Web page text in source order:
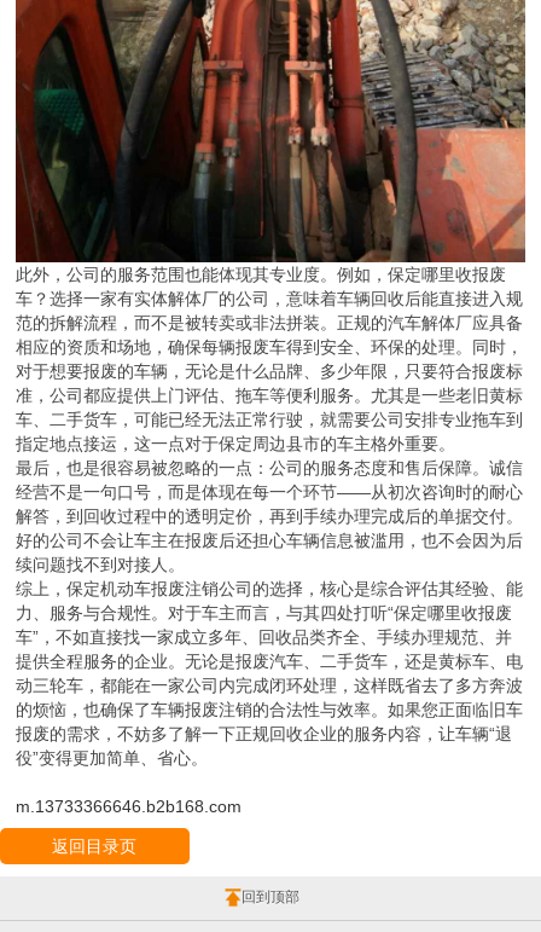
此外，公司的服务范围也能体现其专业度。例如，保定哪里收报废
车？选择一家有实体解体厂的公司，意味着车辆回收后能直接进入规
范的拆解流程，而不是被转卖或非法拼装。正规的汽车解体厂应具备
相应的资质和场地，确保每辆报废车得到安全、环保的处理。同时，
对于想要报废的车辆，无论是什么品牌、多少年限，只要符合报废标
准，公司都应提供上门评估、拖车等便利服务。尤其是一些老旧黄标
车、二手货车，可能已经无法正常行驶，就需要公司安排专业拖车到
指定地点接运，这一点对于保定周边县市的车主格外重要。
最后，也是很容易被忽略的一点：公司的服务态度和售后保障。诚信
经营不是一句口号，而是体现在每一个环节——从初次咨询时的耐心
解答，到回收过程中的透明定价，再到手续办理完成后的单据交付。
好的公司不会让车主在报废后还担心车辆信息被滥用，也不会因为后
续问题找不到对接人。
综上，保定机动车报废注销公司的选择，核心是综合评估其经验、能
力、服务与合规性。对于车主而言，与其四处打听“保定哪里收报废
车”，不如直接找一家成立多年、回收品类齐全、手续办理规范、并
提供全程服务的企业。无论是报废汽车、二手货车，还是黄标车、电
动三轮车，都能在一家公司内完成闭环处理，这样既省去了多方奔波
的烦恼，也确保了车辆报废注销的合法性与效率。如果您正面临旧车
报废的需求，不妨多了解一下正规回收企业的服务内容，让车辆“退
役”变得更加简单、省心。
m.13733366646.b2b168.com
返回目录页
回到顶部